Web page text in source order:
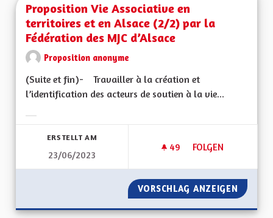
Proposition Vie Associative en
territoires et en Alsace (2/2) par la
Fédération des MJC d’Alsace
Proposition anonyme
(Suite et fin)- Travailler à la création et
l’identification des acteurs de soutien à la vie...
ERSTELLT AM
23/06/2023
49 49 FOLLOWER
FOLGEN
PROPOSITION VIE
VORSCHLAG ANZEIGEN